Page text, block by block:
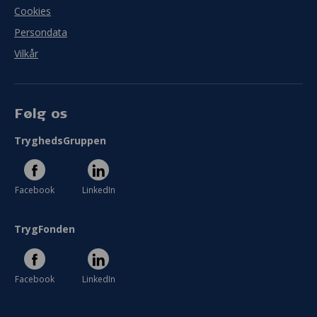
Cookies
Persondata
Vilkår
Følg os
TryghedsGruppen
Facebook LinkedIn
TrygFonden
Facebook LinkedIn